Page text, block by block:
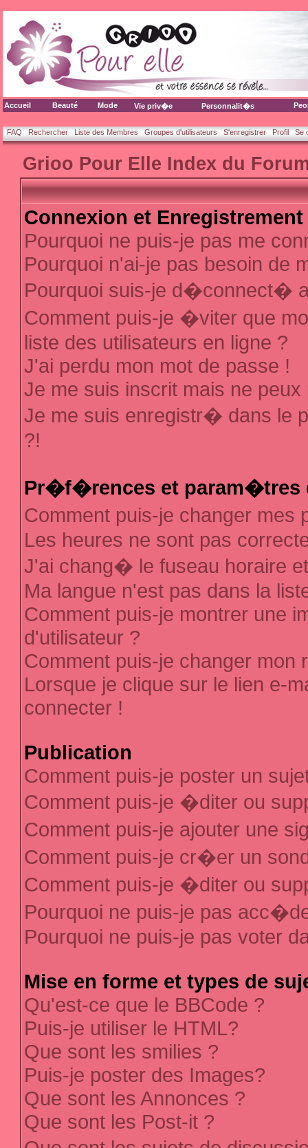
Accueil Beauté Mode Vie priv�e Personnalit�s
FAQ Rechercher Liste des Membres Groupes d'utilisateurs S'enregistrer Profil Se
Grioo Pour Elle Index du
Connexion et Enregistrement
Pourquoi ne puis-je pas me
Pourquoi n'ai-je pas besoin de
Pourquoi suis-je d�connect�
Comment puis-je �viter que
liste des utilisateurs en ligne ?
J'ai perdu mon mot de passe !
Je me suis inscrit mais ne
Je me suis enregistr� dans le
?!
Pr�f�rences et param�tres
Comment puis-je changer
Les heures ne sont pas
J'ai chang� le fuseau horaire
Ma langue n'est pas dans la
Comment puis-je montrer une
d'utilisateur ?
Comment puis-je changer mon
Lorsque je clique sur le lien e-
connecter !
Publication
Comment puis-je poster un
Comment puis-je �diter ou
Comment puis-je ajouter une
Comment puis-je cr�er un
Comment puis-je �diter ou
Pourquoi ne puis-je pas
Pourquoi ne puis-je pas voter
Mise en forme et types de
Qu'est-ce que le BBCode ?
Puis-je utiliser le HTML?
Que sont les smilies ?
Puis-je poster des Images?
Que sont les Annonces ?
Que sont les Post-it ?